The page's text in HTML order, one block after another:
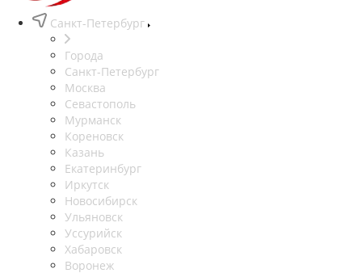
Санкт-Петербург
Города
Санкт-Петербург
Москва
Севастополь
Мурманск
Кореновск
Казань
Екатеринбург
Иркутск
Новосибирск
Ульяновск
Уссурийск
Хабаровск
Воронеж